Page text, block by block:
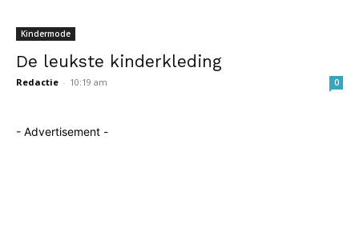
Kindermode
De leukste kinderkleding
Redactie - 10:19 am 0
- Advertisement -